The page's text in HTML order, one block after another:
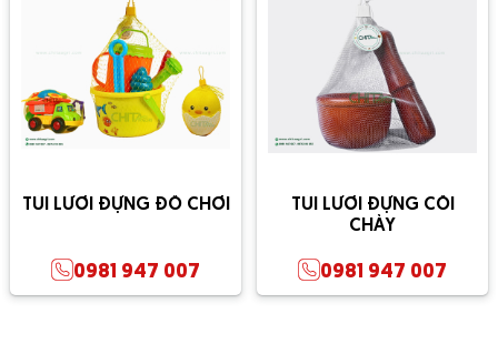
TÚI LƯỚI ĐỰNG ĐỒ CHƠI
0981 947 007
TÚI LƯỚI ĐỰNG CỐI
CHÀY
0981 947 007